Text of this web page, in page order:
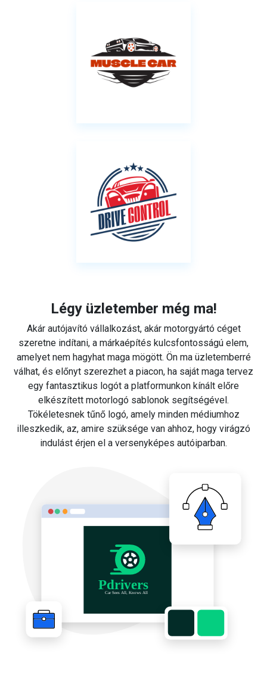
Légy üzletember még ma!
Akár autójavító vállalkozást, akár motorgyártó céget
szeretne indítani, a márkaépítés kulcsfontosságú elem,
amelyet nem hagyhat maga mögött. Ön ma üzletemberré
válhat, és előnyt szerezhet a piacon, ha saját maga tervez
egy fantasztikus logót a platformunkon kínált előre
elkészített motorlogó sablonok segítségével.
Tökéletesnek tűnő logó, amely minden médiumhoz
illeszkedik, az, amire szüksége van ahhoz, hogy virágzó
indulást érjen el a versenyképes autóiparban.